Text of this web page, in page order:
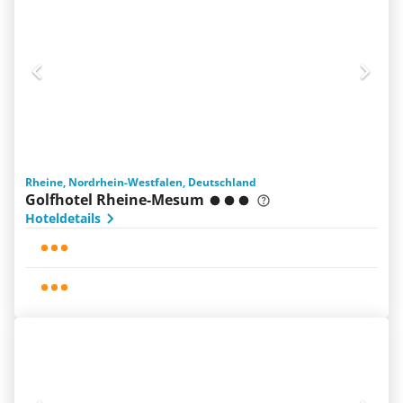
Rheine, Nordrhein-Westfalen, Deutschland
Golfhotel Rheine-Mesum
Hoteldetails